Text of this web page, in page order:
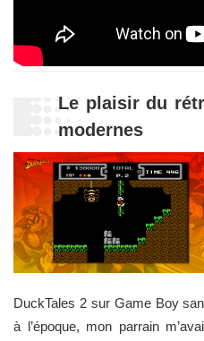
Le plaisir du
modernes
DuckTales 2 sur Game Boy
à l’époque, mon parrain